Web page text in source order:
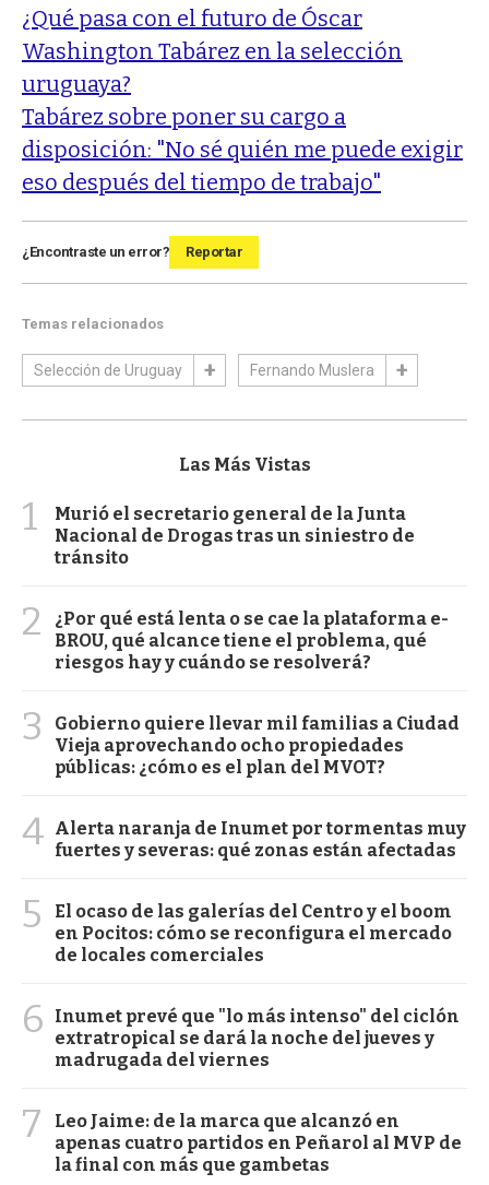
¿Qué pasa con el futuro de Óscar
Washington Tabárez en la selección
uruguaya?
Tabárez sobre poner su cargo a
disposición: "No sé quién me puede exigir
eso después del tiempo de trabajo"
¿Encontraste un error? Reportar
Temas relacionados
Selección de Uruguay Fernando Muslera
Las Más Vistas
1
Murió el secretario general de la Junta
Nacional de Drogas tras un siniestro de
tránsito
2
¿Por qué está lenta o se cae la plataforma e-
BROU, qué alcance tiene el problema, qué
riesgos hay y cuándo se resolverá?
3
Gobierno quiere llevar mil familias a Ciudad
Vieja aprovechando ocho propiedades
públicas: ¿cómo es el plan del MVOT?
4 Alerta naranja de Inumet por tormentas muy
fuertes y severas: qué zonas están afectadas
5
El ocaso de las galerías del Centro y el boom
en Pocitos: cómo se reconfigura el mercado
de locales comerciales
6
Inumet prevé que "lo más intenso" del ciclón
extratropical se dará la noche del jueves y
madrugada del viernes
7
Leo Jaime: de la marca que alcanzó en
apenas cuatro partidos en Peñarol al MVP de
la final con más que gambetas